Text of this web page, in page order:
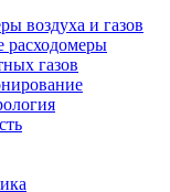
воздуха и газов
расходомеры
газов